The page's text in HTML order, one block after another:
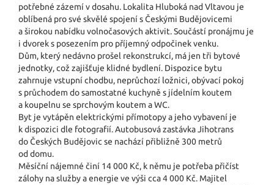
potřebné zázemí v dosahu. Lokalita Hluboká nad Vltavou je
oblíbená pro své skvělé spojení s Českými Budějovicemi
a širokou nabídku volnočasových aktivit. Součástí pronájmu je
i dvorek s posezením pro příjemný odpočinek venku.
Dům, který nedávno prošel rekonstrukcí, má jen tři bytové
jednotky, což zajišťuje klidné bydlení. Dispozice bytu
zahrnuje vstupní chodbu, neprůchozí ložnici, obývací pokoj
s průchodem do samostatné kuchyně s jídelním koutem
a koupelnu se sprchovým koutem a WC.
Byt je vytápěn elektrickými přímotopy a jeho vybavení je
k dispozici dle fotografií. Autobusová zastávka Jihotrans
do Českých Budějovic se nachází přibližně 300 metrů
od domu.
Měsíční nájemné činí 14 000 Kč, k němu je potřeba přičíst
zálohy na služby a energie ve výši cca 4 000 Kč. Majitel